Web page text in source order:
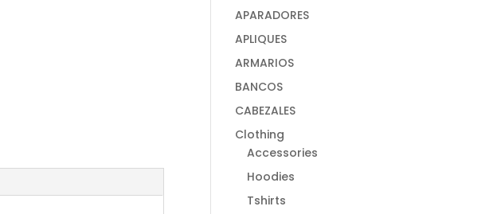
APARADORES
APLIQUES
ARMARIOS
BANCOS
CABEZALES
Clothing
Accessories
Hoodies
Tshirts